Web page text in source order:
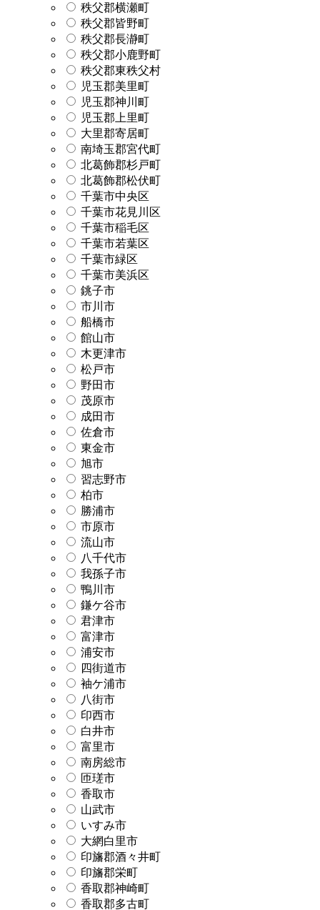
秩父郡横瀬町
秩父郡皆野町
秩父郡長瀞町
秩父郡小鹿野町
秩父郡東秩父村
児玉郡美里町
児玉郡神川町
児玉郡上里町
大里郡寄居町
南埼玉郡宮代町
北葛飾郡杉戸町
北葛飾郡松伏町
千葉市中央区
千葉市花見川区
千葉市稲毛区
千葉市若葉区
千葉市緑区
千葉市美浜区
銚子市
市川市
船橋市
館山市
木更津市
松戸市
野田市
茂原市
成田市
佐倉市
東金市
旭市
習志野市
柏市
勝浦市
市原市
流山市
八千代市
我孫子市
鴨川市
鎌ケ谷市
君津市
富津市
浦安市
四街道市
袖ケ浦市
八街市
印西市
白井市
富里市
南房総市
匝瑳市
香取市
山武市
いすみ市
大網白里市
印旛郡酒々井町
印旛郡栄町
香取郡神崎町
香取郡多古町